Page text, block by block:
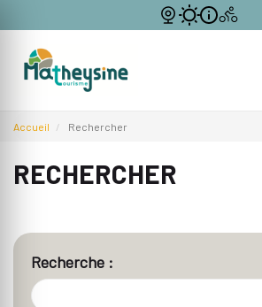
Accueil Rechercher
RECHERCHER
Recherche :